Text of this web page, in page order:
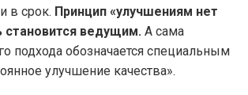
в срок. Принцип «улучшениям нет
становится ведущим. А сама
подхода обозначается специальным
улучшение качества».